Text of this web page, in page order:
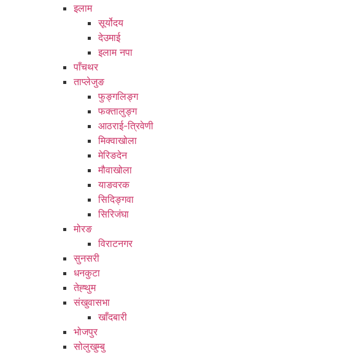
इलाम
सूर्योदय
देउमाई
इलाम नपा
पाँचथर
ताप्लेजुङ
फुङ्गलिङ्ग
फक्तालुङ्ग
आठराई-त्रिवेणी
मिक्वाखोला
मेरिङदेन
मौवाखोला
याङवरक
सिदिङ्गवा
सिरिजंघा
मोरङ
विराटनगर
सुनसरी
धनकुटा
तेह्थुम
संखुवासभा
खाँदबारी
भोजपुर
सोलुखुम्बु